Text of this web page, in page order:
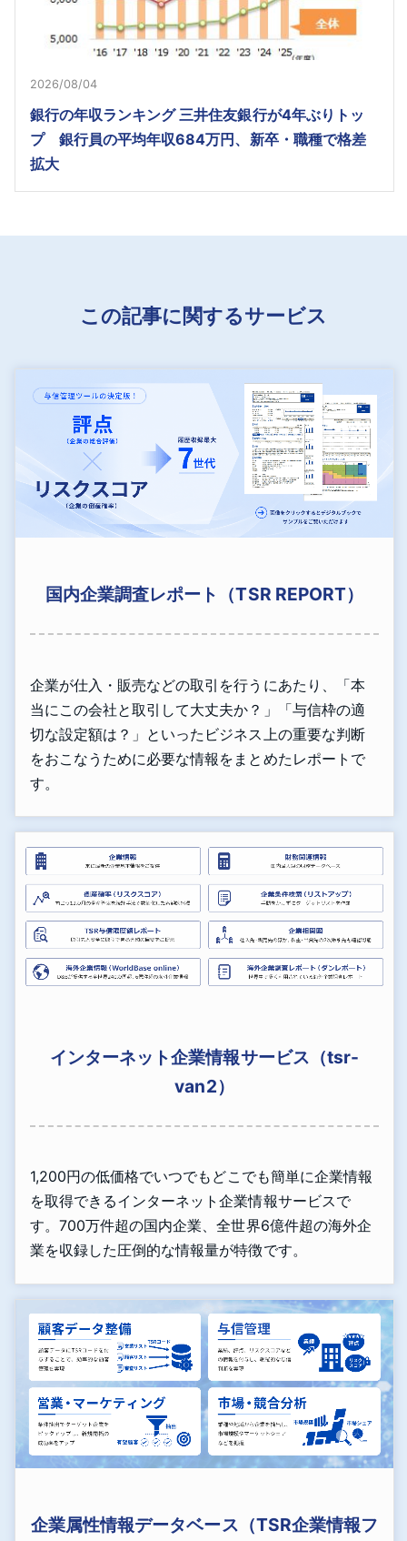
2026/08/04
銀行の年収ランキング 三井住友銀行が4年ぶりトッ
プ 銀行員の平均年収684万円、新卒・職種で格差
拡大
この記事に関するサービス
国内企業調査レポート（TSR REPORT）
企業が仕入・販売などの取引を行うにあたり、「本
当にこの会社と取引して大丈夫か？」「与信枠の適
切な設定額は？」といったビジネス上の重要な判断
をおこなうために必要な情報をまとめたレポートで
す。
インターネット企業情報サービス（tsr-
van2）
1,200円の低価格でいつでもどこでも簡単に企業情報
を取得できるインターネット企業情報サービスで
す。700万件超の国内企業、全世界6億件超の海外企
業を収録した圧倒的な情報量が特徴です。
企業属性情報データベース（TSR企業情報フ